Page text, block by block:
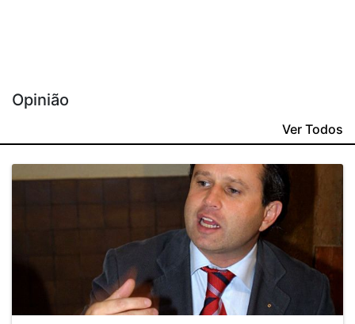
Opinião
Ver Todos